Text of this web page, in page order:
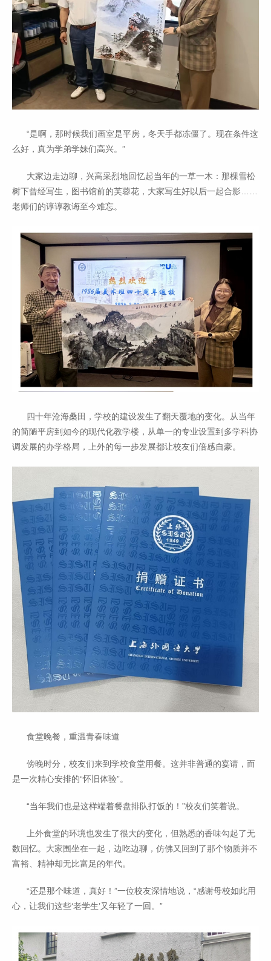
“是啊，那时候我们画室是平房，冬天手都冻僵了。现在条件这
么好，真为学弟学妹们高兴。”
大家边走边聊，兴高采烈地回忆起当年的一草一木：那棵雪松
树下曾经写生，图书馆前的芙蓉花，大家写生好以后一起合影……
老师们的谆谆教诲至今难忘。
四十年沧海桑田，学校的建设发生了翻天覆地的变化。从当年
的简陋平房到如今的现代化教学楼，从单一的专业设置到多学科协
调发展的办学格局，上外的每一步发展都让校友们倍感自豪。
食堂晚餐，重温青春味道
傍晚时分，校友们来到学校食堂用餐。这并非普通的宴请，而
是一次精心安排的“怀旧体验”。
“当年我们也是这样端着餐盘排队打饭的！”校友们笑着说。
上外食堂的环境也发生了很大的变化，但熟悉的香味勾起了无
数回忆。大家围坐在一起，边吃边聊，仿佛又回到了那个物质并不
富裕、精神却无比富足的年代。
“还是那个味道，真好！”一位校友深情地说，“感谢母校如此用
心，让我们这些‘老学生’又年轻了一回。”